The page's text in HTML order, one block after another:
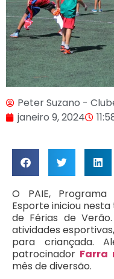
Peter Suzano -
janeiro 9, 2024
O PAIE,
Esporte iniciou
de Férias de
atividades
para criançada.
patrocinador Farra
mês de diversão.